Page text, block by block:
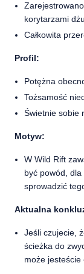
korytarzami
Całkowita
Profil:
Potężna
Tożsamość
Świetnie sobie
Motyw:
W Wild Rift
być powód, dla
sprowadzić
Aktualna
Jeśli czujecie,
ścieżka do
może jesteście